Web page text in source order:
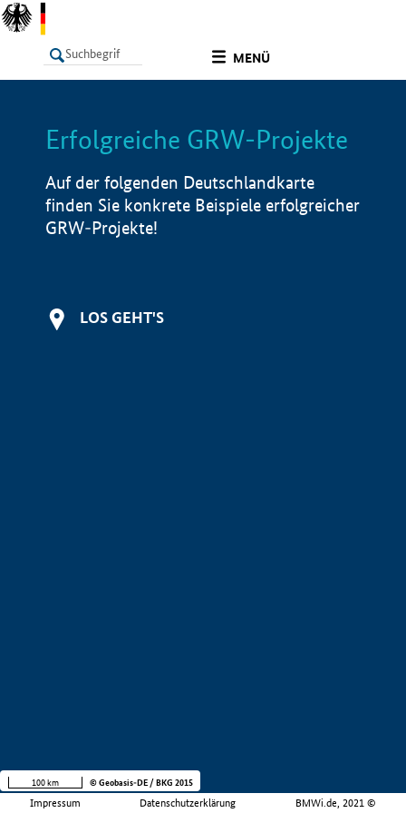
MENÜ
LISTE Info
Erfolgreiche GRW-Projekte
Auf der folgenden Deutschlandkarte
finden Sie konkrete Beispiele erfolgreicher
GRW-Projekte!
LOS GEHT'S
Impressum Datenschutzerklärung BMWi.de, 2021 ©
100 km © Geobasis-DE / BKG 2015